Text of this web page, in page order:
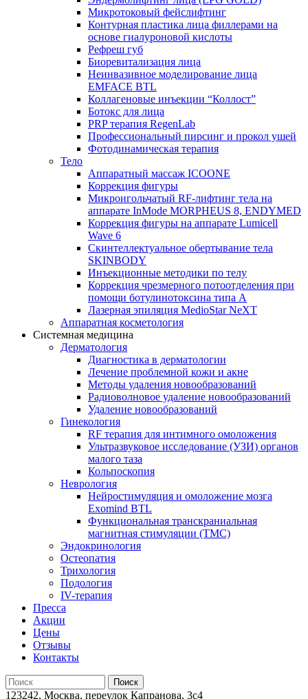
Микротоковый фейслифтинг
Контурная пластика лица филлерами на
основе гиалуроновой кислоты
Рефреш губ
Биоревитализация лица
Неинвазивное моделирование лица
EMFACE BTL
Коллагеновые инъекции “Коллост”
Ботокс для лица
PRP терапия RegenLab
Профессиональный пирсинг и прокол ушей
Фотодинамическая терапия
Тело
Аппаратный массаж ICOONE
Коррекция фигуры
Микроигольчатый RF-лифтинг тела на
аппарате InMode MORPHEUS 8, ENDYMED
Коррекция фигуры на аппарате Lumicell
Wave 6
Скинтеллектуальное обертывание тела
SKINBODY
Инъекционные методики по телу
Коррекция чрезмерного потоотделения при
помощи ботулинотоксина типа А
Лазерная эпиляция MedioStar NeXT
Аппаратная косметология
Системная медицина
Дерматология
Диагностика в дерматологии
Лечение проблемной кожи и акне
Методы удаления новообразований
Радиоволновое удаление новообразований
Удаление новообразований
Гинекология
RF терапия для интимного омоложения
Ультразвуковое исследование (УЗИ) органов
малого таза
Кольпоскопия
Неврология
Нейростимуляция и омоложение мозга
Exomind BTL
Функциональная транскраниальная
магнитная стимуляции (ТМС)
Эндокринология
Остеопатия
Трихология
Подология
IV-терапия
Пресса
Акции
Цены
Отзывы
Контакты
123242, Москва, переулок Капранова, 3с4